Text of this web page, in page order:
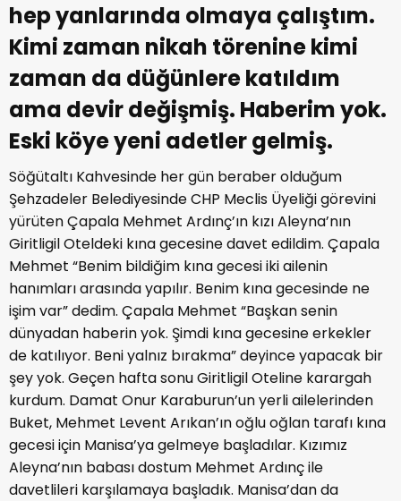
hep yanlarında olmaya çalıştım.
Kimi zaman nikah törenine kimi
zaman da düğünlere katıldım
ama devir değişmiş. Haberim yok.
Eski köye yeni adetler gelmiş.
Söğütaltı Kahvesinde her gün beraber olduğum
Şehzadeler Belediyesinde CHP Meclis Üyeliği görevini
yürüten Çapala Mehmet Ardınç’ın kızı Aleyna’nın
Giritligil Oteldeki kına gecesine davet edildim. Çapala
Mehmet “Benim bildiğim kına gecesi iki ailenin
hanımları arasında yapılır. Benim kına gecesinde ne
işim var” dedim. Çapala Mehmet “Başkan senin
dünyadan haberin yok. Şimdi kına gecesine erkekler
de katılıyor. Beni yalnız bırakma” deyince yapacak bir
şey yok. Geçen hafta sonu Giritligil Oteline karargah
kurdum. Damat Onur Karaburun’un yerli ailelerinden
Buket, Mehmet Levent Arıkan’ın oğlu oğlan tarafı kına
gecesi için Manisa’ya gelmeye başladılar. Kızımız
Aleyna’nın babası dostum Mehmet Ardınç ile
davetlileri karşılamaya başladık. Manisa’dan da